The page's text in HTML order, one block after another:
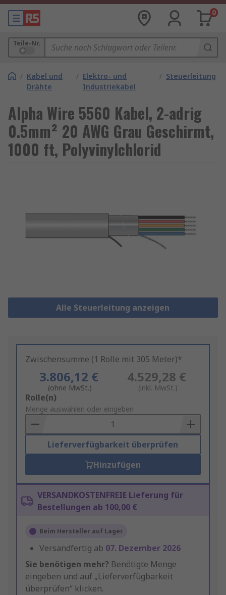
0
Teile-Nr.
/ Kabel und
Drähte
/ Elektro- und
Industriekabel
/ Steuerleitung
Alpha Wire 5560 Kabel, 2-adrig
0.5mm² 20 AWG Grau Geschirmt,
1000 ft, Polyvinylchlorid
Alle Steuerleitung anzeigen
Zwischensumme (1 Rolle mit 305 Meter)*
3.806,12 €
(ohne MwSt.)
4.529,28 €
(inkl. MwSt.)
Add
to
Basket
Rolle(n)
Menge auswählen oder eingeben
Lieferverfügbarkeit überprüfen
Hinzufügen
VERSANDKOSTENFREIE Lieferung für
Bestellungen ab 100,00 €
Beim Hersteller auf Lager
Versandfertig ab 07. Dezember 2026
Sie benötigen mehr? Benötigte Menge
eingeben und auf „Lieferverfügbarkeit
überprüfen“ klicken.